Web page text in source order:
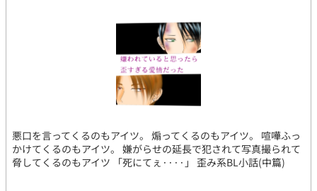
悪口を言ってくるのもアイツ。 煽ってくるのもアイツ。 喧嘩ふっ
かけてくるのもアイツ。 嫌がらせの延長で犯されて写真撮られて
脅してくるのもアイツ 「死にてぇ····」 歪み系BL小話(中篇)